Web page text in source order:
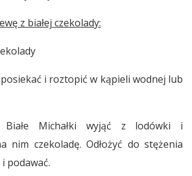
z białej czekolady:
posiekać i roztopić w kąpieli wodnej lub
Białe Michałki wyjąć z lodówki i
nim czekoladę. Odłożyć do stężenia
podawać.